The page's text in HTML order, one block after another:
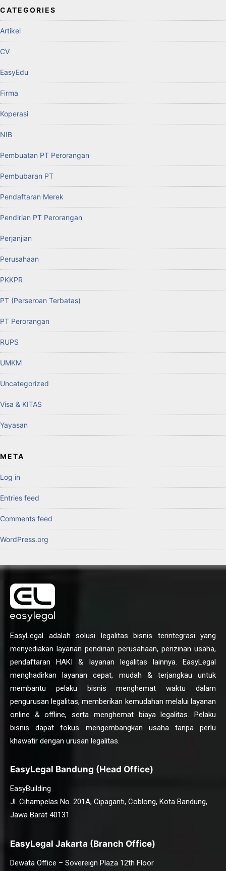
CATEGORIES
Artikel
CV
EasyEdu
Firma
Koperasi
NIB
Pembuatan PT Perorangan
Pembubaran PT
Pendaftaran Merek
Pendirian PT Perorangan
Perjanjian
Perusahaan
PKKPR
PT (Perseroan Terbatas)
PT Perorangan
RUPS
UMKM
Uncategorized
Visa & KITAS
Yayasan
META
Log in
Entries feed
Comments feed
WordPress.org
EasyLegal adalah solusi legalitas bisnis terintegrasi yang
menyediakan layanan pendirian perusahaan, perizinan usaha,
pendaftaran HAKI & layanan legalitas lainnya. EasyLegal
menghadirkan layanan cepat, mudah & terjangkau untuk
membantu pelaku bisnis menghemat waktu dalam
pengurusan legalitas, memberikan kemudahan melalui layanan
online & offline, serta menghemat biaya legalitas. Pelaku
bisnis dapat fokus mengembangkan usaha tanpa perlu
khawatir dengan urusan legalitas.
EasyLegal Bandung (Head Office)
EasyBuilding
Jl. Cihampelas No. 201A, Cipaganti, Coblong, Kota Bandung,
Jawa Barat 40131
EasyLegal Jakarta (Branch Office)
Dewata Office – Sovereign Plaza 12th Floor